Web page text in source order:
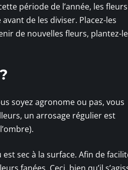
période de l’année, les fleurs
de les diviser. Placez-les
de nouvelles fleurs, plantez-
soyez agronome ou pas, vous
un arrosage régulier est
sec à la surface. Afin de